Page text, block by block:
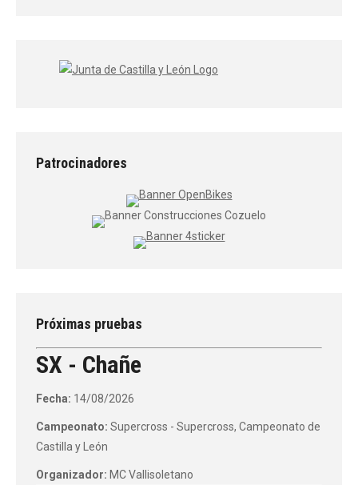
Patrocinadores
Próximas pruebas
SX - Chañe
Fecha: 14/08/2026
Campeonato: Supercross - Supercross, Campeonato de
Castilla y León
Organizador: MC Vallisoletano